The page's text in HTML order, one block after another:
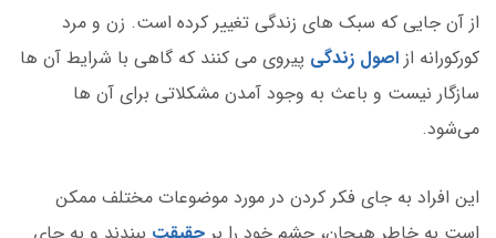
از آن جایی که سبک های زندگی تغییر کرده است. زن و مرد
کورکورانه از اصول زندگی پیروی می کنند که گاهی با شرایط آن ها
سازگار نیست و باعث به وجود آمدن مشکلاتی برای آن ها
می‌شود.
این افراد به جای فکر کردن در مورد موضوعات مختلف ممکن